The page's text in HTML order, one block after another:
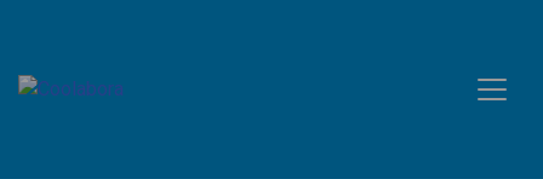
content